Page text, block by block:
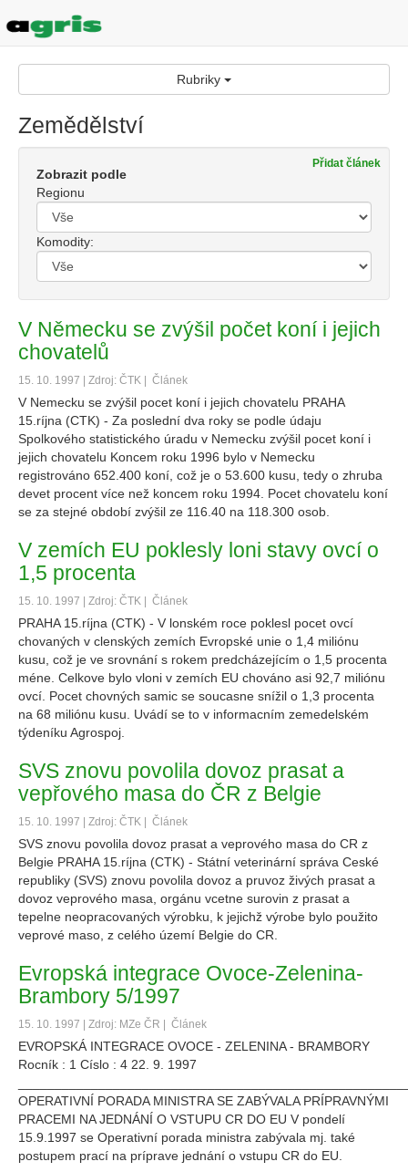
Rubriky
Zemědělství
Přidat článek
Zobrazit podle
Regionu
Komodity:
V Německu se zvýšil počet koní i jejich
chovatelů
15. 10. 1997 | Zdroj: ČTK | Článek
V Nemecku se zvýšil pocet koní i jejich chovatelu PRAHA
15.ríjna (CTK) - Za poslední dva roky se podle údaju
Spolkového statistického úradu v Nemecku zvýšil pocet koní i
jejich chovatelu Koncem roku 1996 bylo v Nemecku
registrováno 652.400 koní, což je o 53.600 kusu, tedy o zhruba
devet procent více než koncem roku 1994. Pocet chovatelu koní
se za stejné období zvýšil ze 116.40 na 118.300 osob.
V zemích EU poklesly loni stavy ovcí o
1,5 procenta
15. 10. 1997 | Zdroj: ČTK | Článek
PRAHA 15.ríjna (CTK) - V lonském roce poklesl pocet ovcí
chovaných v clenských zemích Evropské unie o 1,4 miliónu
kusu, což je ve srovnání s rokem predcházejícím o 1,5 procenta
méne. Celkove bylo vloni v zemích EU chováno asi 92,7 miliónu
ovcí. Pocet chovných samic se soucasne snížil o 1,3 procenta
na 68 miliónu kusu. Uvádí se to v informacním zemedelském
týdeníku Agrospoj.
SVS znovu povolila dovoz prasat a
vepřového masa do ČR z Belgie
15. 10. 1997 | Zdroj: ČTK | Článek
SVS znovu povolila dovoz prasat a veprového masa do CR z
Belgie PRAHA 15.ríjna (CTK) - Státní veterinární správa Ceské
republiky (SVS) znovu povolila dovoz a pruvoz živých prasat a
dovoz veprového masa, orgánu vcetne surovin z prasat a
tepelne neopracovaných výrobku, k jejichž výrobe bylo použito
veprové maso, z celého území Belgie do CR.
Evropská integrace Ovoce-Zelenina-
Brambory 5/1997
15. 10. 1997 | Zdroj: MZe ČR | Článek
EVROPSKÁ INTEGRACE OVOCE - ZELENINA - BRAMBORY
Rocník : 1 Císlo : 4 22. 9. 1997
OPERATIVNÍ PORADA MINISTRA SE ZABÝVALA PRÍPRAVNÝMI
PRACEMI NA JEDNÁNÍ O VSTUPU CR DO EU V pondelí
15.9.1997 se Operativní porada ministra zabývala mj. také
postupem prací na príprave jednání o vstupu CR do EU.